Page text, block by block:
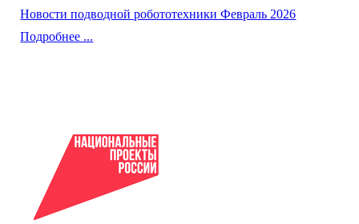
Новости подводной робототехники Февраль 2026
Подробнее ...